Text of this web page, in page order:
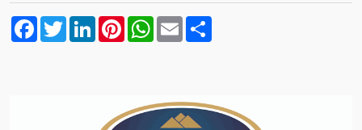
Facebook
TwitterLinkedInPinterestWhatsApp
Email